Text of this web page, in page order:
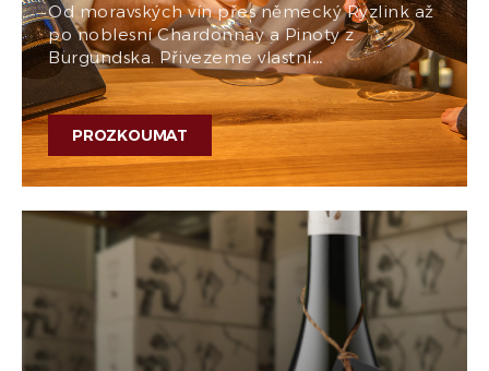
Od moravských vín přes německý Ryzlink až
po noblesní Chardonnay a Pinoty z
Burgundska. Přivezeme vlastní…
PROZKOUMAT